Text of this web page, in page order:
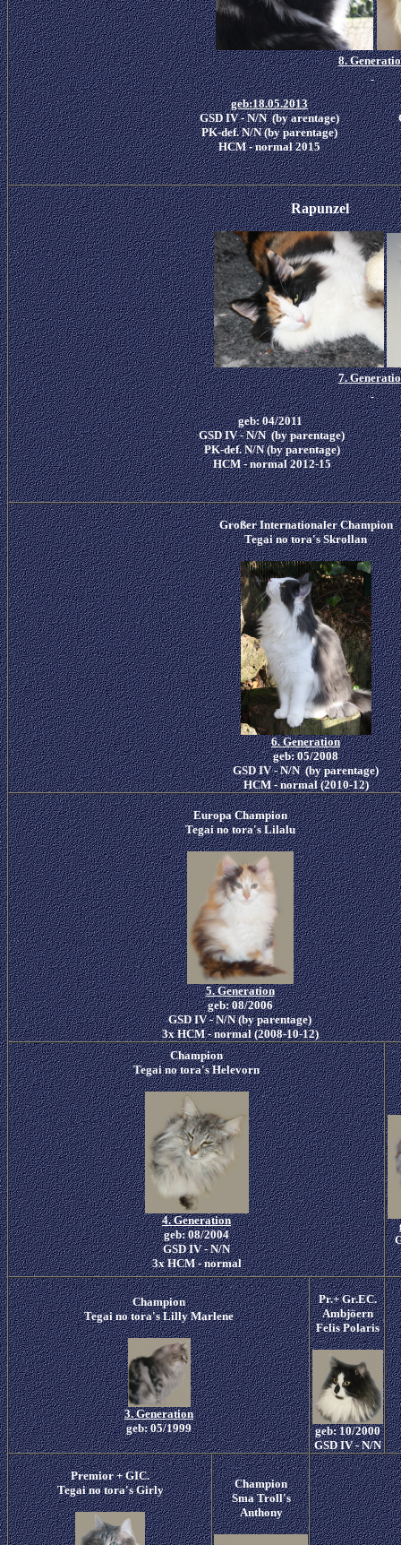
8.
geb:18.05.2013
GSD IV - N/N (by arentage)
PK-def. N/N (by parentage)
HCM - normal 2015
Rapunzel
7.
geb: 04/2011
GSD IV - N/N (by parentage)
PK-def. N/N (by parentage)
HCM - normal 2012-15
Großer Internationaler Champion
Tegai no tora'sSkrollan
6. Generation
geb: 05/2008
GSD IV - N/N (by parentage)
HCM - normal (2010-12)
EuropaChampion
Tegai no tora's Lilalu
5. Generation
geb: 08/2006
GSD IV - N/N (by parentage)
3x HCM - normal (2008-10-12)
Champion
Tegai no tora's Helevorn
4. Generation
geb: 08/2004
GSD IV - N/N
3x HCM - normal
Champion
Tegai no tora's Lilly Marlene
3. Generation
geb: 05/1999
Pr.+ Gr.EC.
Ambjöern
Felis Polaris
geb: 10/2000
GSD IV - N/N
Premior + GIC.
Tegai no tora's Girly
Champion
Sma Troll's
Anthony